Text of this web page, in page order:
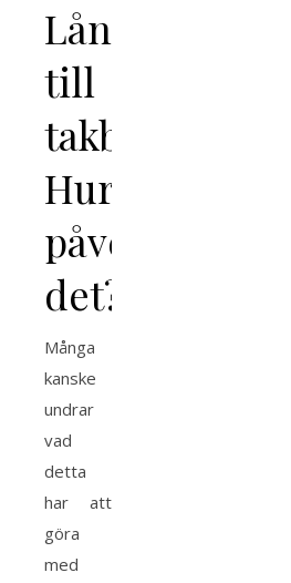
Låna
till
takbyte?
Hur
påverkar
det?
Många
kanske
undrar
vad
detta
har att
göra
med